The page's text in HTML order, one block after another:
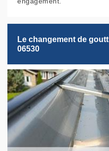
Le changement de
06530